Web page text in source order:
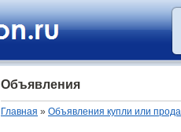
Объявления
Главная » Объявления купли или